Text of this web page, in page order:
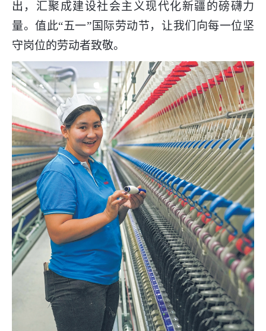
出，汇聚成建设社会主义现代化新疆的磅礴力
量。值此“五一”国际劳动节，让我们向每一位坚
守岗位的劳动者致敬。